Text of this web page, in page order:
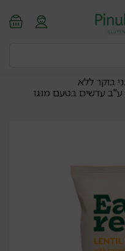
בוקר ללא
עדשים בטעם מנגו